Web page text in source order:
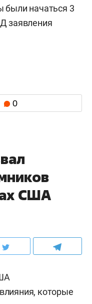
были начаться 3
заявления
0
США
которые